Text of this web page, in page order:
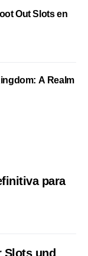
Out Slots en
A Realm
para
Slots und